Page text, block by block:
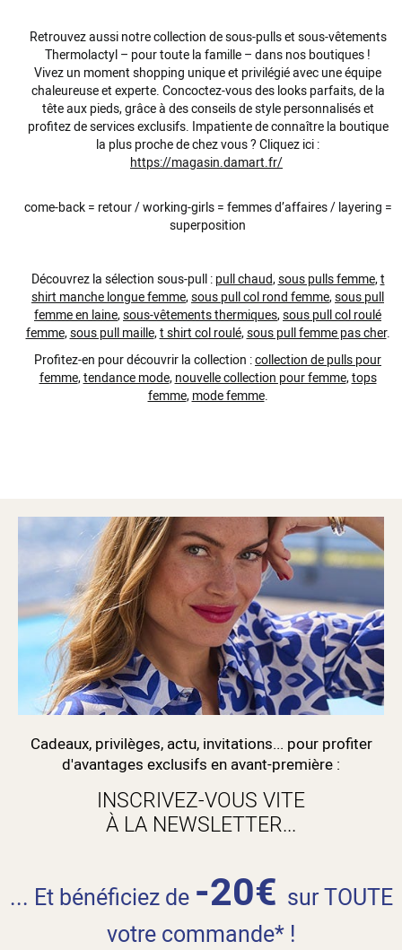
Retrouvez aussi notre collection de sous-pulls et sous-vêtements
Thermolactyl – pour toute la famille – dans nos boutiques !
Vivez un moment shopping unique et privilégié avec une équipe
chaleureuse et experte. Concoctez-vous des looks parfaits, de la
tête aux pieds, grâce à des conseils de style personnalisés et
profitez de services exclusifs. Impatiente de connaître la boutique
la plus proche de chez vous ? Cliquez ici :
https://magasin.damart.fr/
come-back = retour / working-girls = femmes d’affaires / layering =
superposition
Découvrez la sélection sous-pull : pull chaud,sous pulls femme,t
shirt manche longue femme,sous pull col rond femme,sous pull
femme en laine,sous-vêtements thermiques,sous pull col roulé
femme,sous pull maille,t shirt col roulé,sous pull femme pas cher.
Profitez-en pour découvrir la collection :collection de pulls pour
femme,tendance mode, nouvelle collection pour femme,tops
femme, mode femme.
Cadeaux, privilèges, actu, invitations... pour profiter
d'avantages exclusifs en avant-première :
INSCRIVEZ-VOUS VITE
À LA NEWSLETTER...
... Et bénéficiez de -20€ sur TOUTE
votre commande* !